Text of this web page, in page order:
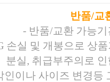
반품/교
- 반품/교환 가능
손실 및 개봉으로 상
분실, 취급부주의로
인이나 사이즈 변경등